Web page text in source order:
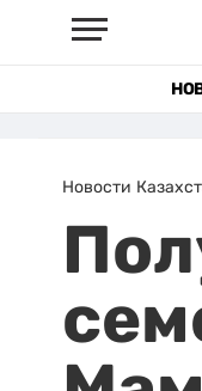
Новости